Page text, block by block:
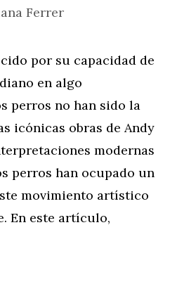
Ferrer
por su capacidad de
en algo
perros no han sido la
icónicas obras de Andy
modernas
perros han ocupado un
movimiento artístico
En este artículo,